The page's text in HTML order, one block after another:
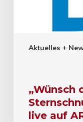
Aktuelles +
„Wünsch
live auf